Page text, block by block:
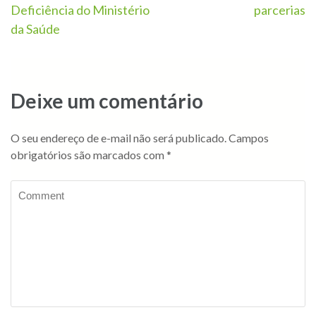
Deficiência do Ministério
da Saúde
parcerias
Deixe um comentário
O seu endereço de e-mail não será publicado.Campos
obrigatórios são marcados com *